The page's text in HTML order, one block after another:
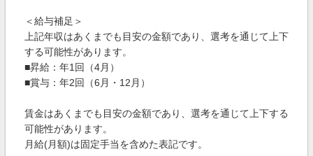
＜給与補足＞
上記年収はあくまでも目安の金額であり、選考を通じて上下
する可能性があります。
■昇給：年1回（4月）
■賞与：年2回（6月・12月）
賃金はあくまでも目安の金額であり、選考を通じて上下する
可能性があります。
月給(月額)は固定手当を含めた表記です。